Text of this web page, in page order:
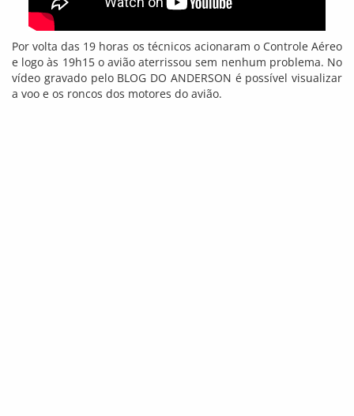
Por volta das 19 horas os técnicos acionaram o Controle Aéreo
e logo às 19h15 o avião aterrissou sem nenhum problema. No
vídeo gravado pelo BLOG DO ANDERSON é possível visualizar
a voo e os roncos dos motores do avião.